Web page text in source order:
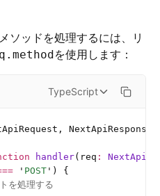
ソッドを処理するには、リ
を使用します：
TypeScript
handler(req :
' POST ' ) {
を処理する